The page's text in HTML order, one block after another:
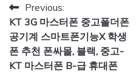
글
탐
색
Previous:
KT 3G 마스터폰 중고폴더폰
공기계 스마트폰기능X 학생
폰 추천 폰싸몰, 블랙, 중고-
KT 마스터폰 B-급 휴대폰